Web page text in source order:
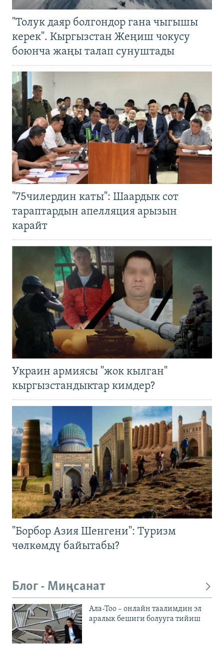
"Толук даяр болгондор гана чыгышы
керек". Кыргызстан Жеңиш чокусу
боюнча жаңы талап сунуштады
"75чилердин каты": Шаардык сот
тараптардын апелляция арызын
карайт
Украин армиясы "жок кылган"
кыргызстандыктар кимдер?
"Борбор Азия Шенгени": Туризм
чөлкөмдү байытабы?
Блог - Миңсанат
Ала-Тоо – онлайн таалимдин эл
аралык бешиги болууга тийиш